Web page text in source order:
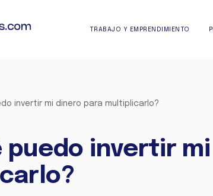
TRABAJO Y EMPRENDIMIENTO
invertir mi dinero para multiplicarlo?
puedo invertir